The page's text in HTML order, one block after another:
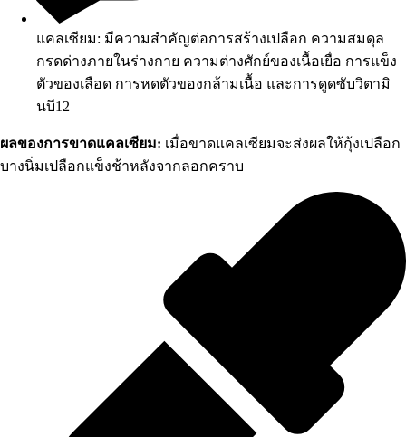
แคลเซียม: มีความสำคัญต่อการสร้างเปลือก ความสมดุล
กรดด่างภายในร่างกาย ความต่างศักย์ของเนื้อเยื่อ การแข็ง
ตัวของเลือด การหดตัวของกล้ามเนื้อ และการดูดซับวิตามิ
นบี12
ผลของการขาดแคลเซียม: เมื่อขาดแคลเซียมจะส่งผลให้กุ้งเปลือก
บางนิ่มเปลือกแข็งช้าหลังจากลอกคราบ